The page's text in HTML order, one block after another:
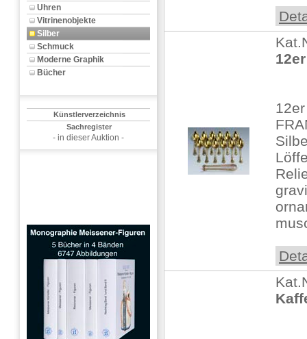
Uhren
Vitrinenobjekte
Silber
Schmuck
Moderne Graphik
Bücher
Künstlerverzeichnis
Sachregister
- in dieser Auktion -